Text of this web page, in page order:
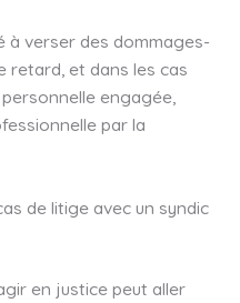
à verser des dommages-
retard, et dans les cas
engagée,
par la
de litige avec un syndic
en justice peut aller